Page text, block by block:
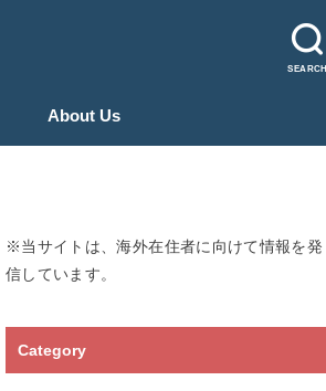
SEARCH
About Us
※当サイトは、海外在住者に向けて情報を発
信しています。
Category